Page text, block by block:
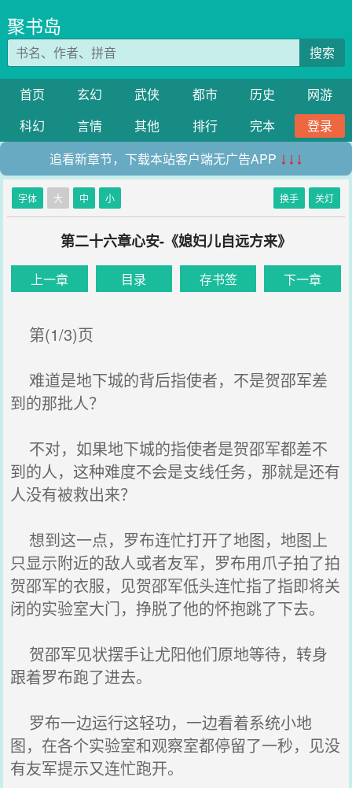
聚书岛
搜索
首页 玄幻 武侠 都市 历史
网游
科幻
言情 其他 排行 完本
登录
追看新章节，下载本站客户端无广告APP ↓↓↓
字体 大 中 小 换手 关灯
第二十六章心安-《媳妇儿自远方来》
上一章 目录 存书签 下一章
第(1/3)页
难道是地下城的背后指使者，不是贺邵军差
到的那批人？
不对，如果地下城的指使者是贺邵军都差不
到的人，这种难度不会是支线任务，那就是还有
人没有被救出来？
想到这一点，罗布连忙打开了地图，地图上
只显示附近的敌人或者友军，罗布用爪子拍了拍
贺邵军的衣服，见贺邵军低头连忙指了指即将关
闭的实验室大门，挣脱了他的怀抱跳了下去。
贺邵军见状摆手让尤阳他们原地等待，转身
跟着罗布跑了进去。
罗布一边运行这轻功，一边看着系统小地
图，在各个实验室和观察室都停留了一秒，见没
有友军提示又连忙跑开。